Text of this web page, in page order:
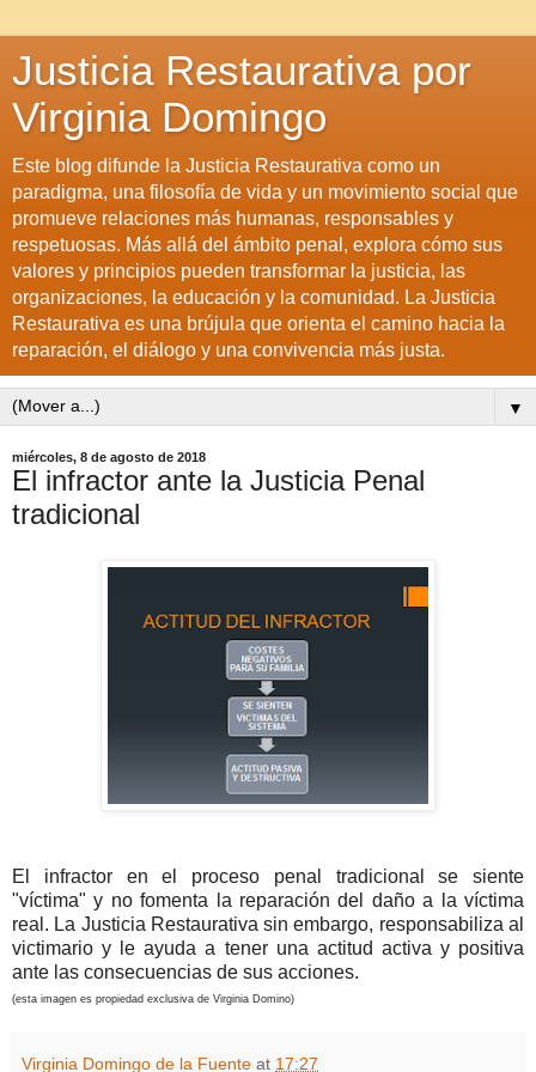
Justicia Restaurativa por
Virginia Domingo
Este blog difunde la Justicia Restaurativa como un
paradigma, una filosofía de vida y un movimiento social que
promueve relaciones más humanas, responsables y
respetuosas. Más allá del ámbito penal, explora cómo sus
valores y principios pueden transformar la justicia, las
organizaciones, la educación y la comunidad. La Justicia
Restaurativa es una brújula que orienta el camino hacia la
reparación, el diálogo y una convivencia más justa.
▼
miércoles, 8 de agosto de 2018
El infractor ante la Justicia Penal
tradicional
El infractor en el proceso penal tradicional se siente
"víctima" y no fomenta la reparación del daño a la víctima
real. La Justicia Restaurativa sin embargo, responsabiliza al
victimario y le ayuda a tener una actitud activa y positiva
ante las consecuencias de sus acciones.
(esta imagen es propiedad exclusiva de Virginia Domino)
Virginia Domingo de la Fuente at 17:27